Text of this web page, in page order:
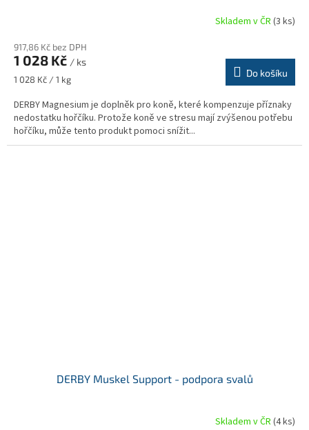
Skladem v ČR (3 ks)
917,86 Kč bez DPH
1 028 Kč / ks
Měrná
1 028 Kč / 1 kg
Do košíku
DERBY Magnesium je doplněk pro koně, které kompenzuje příznaky
nedostatku hořčíku. Protože koně ve stresu mají zvýšenou potřebu
hořčíku, může tento produkt pomoci snížit...
DERBY Muskel Support - podpora svalů
Skladem v ČR (4 ks)